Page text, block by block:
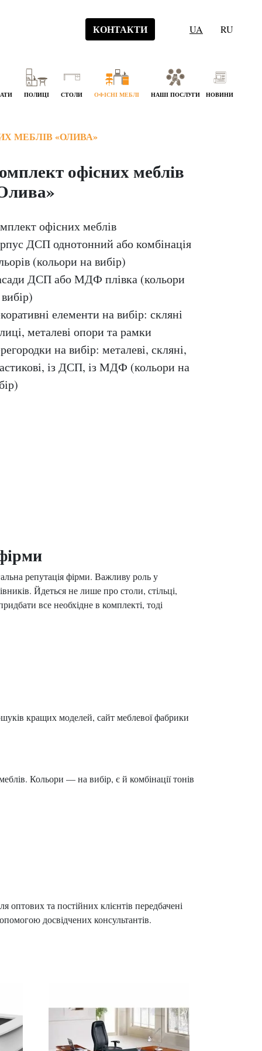
КОНТАКТИ UA RU
ПОЛИЦІ СТОЛИ ОФІСНІ МЕБЛІ НАШІ ПОСЛУГИ НОВИНИ
МЕБЛІВ «ОЛИВА»
офісних меблів
офісних меблів
ДСП однотонний або комбінація
(кольори на вибір)
ДСП або МДФ плівка (кольори
елементи на вибір: скляні
металеві опори та рамки
на вибір: металеві, скляні,
із ДСП, із МДФ (кольори на
репутація фірми. Важливу роль у
Йдеться не лише про столи, стільці,
все необхідне в комплекті, тоді
кращих моделей, сайт меблевої фабрики
Кольори — на вибір, є й комбінації тонів
та постійних клієнтів передбачені
досвідчених консультантів.